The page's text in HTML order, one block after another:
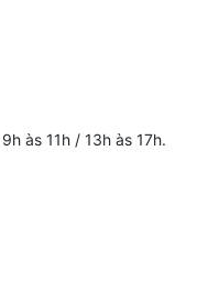
às 11h / 13h às 17h.